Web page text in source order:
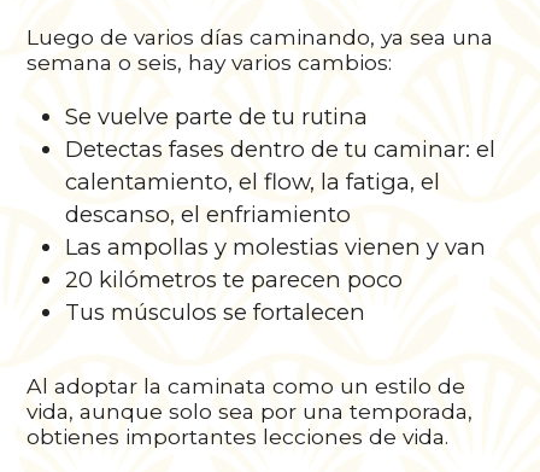
Luego de varios días caminando, ya sea una
semana o seis, hay varios cambios:
Se vuelve parte de tu rutina
Detectas fases dentro de tu caminar: el
calentamiento, el flow, la fatiga, el
descanso, el enfriamiento
Las ampollas y molestias vienen y van
20 kilómetros te parecen poco
Tus músculos se fortalecen
Al adoptar la caminata como un estilo de
vida, aunque solo sea por una temporada,
obtienes importantes lecciones de vida.